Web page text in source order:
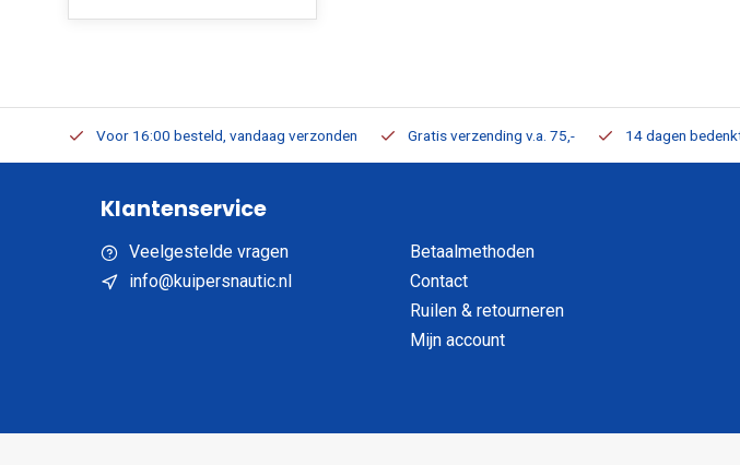
Voor 16:00 besteld, vandaag verzonden Gratis verzending v.a. 75,- 14 dagen
Klantenservice
Veelgestelde vragen
info@kuipersnautic.nl
Betaalmethoden
Contact
Ruilen & retourneren
Mijn account